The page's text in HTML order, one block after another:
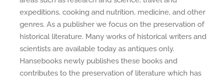
expeditions, cooking and nutrition, medicine, and other
genres. As a publisher we focus on the preservation of
historical literature. Many works of historical writers and
scientists are available today as antiques only.
Hansebooks newly publishes these books and
contributes to the preservation of literature which has